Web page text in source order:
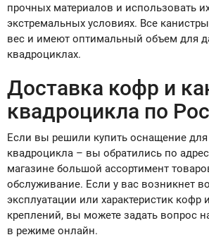
прочных материалов и использовать
экстремальных условиях. Все
вес и имеют оптимальный объем для
квадроциклах.
Доставка кофр и
квадроцикла по
Если вы решили купить оснащение для
квадроцикла – вы обратились по
магазине большой ассортимент
обслуживание. Если у вас возникнет
эксплуатации или характеристик кофр
креплений, вы можете задать вопрос
в режиме онлайн.